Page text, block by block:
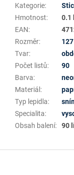
Kategorie:
Hmotnost:
0.1
EAN:
Rozměr:
Tvar:
Počet listů:
90
Barva:
Materiál :
Typ lepidla:
Specialita:
Obsah balení: 90